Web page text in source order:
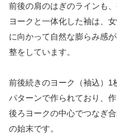
前後の肩のはぎのラインも
ヨークと一体化した袖は、
に向かって自然な膨らみ感
整をしています。
前後続きのヨーク（袖込）1
パターンで作られており、
後ろヨークの中心でつなぎ
の始末です。